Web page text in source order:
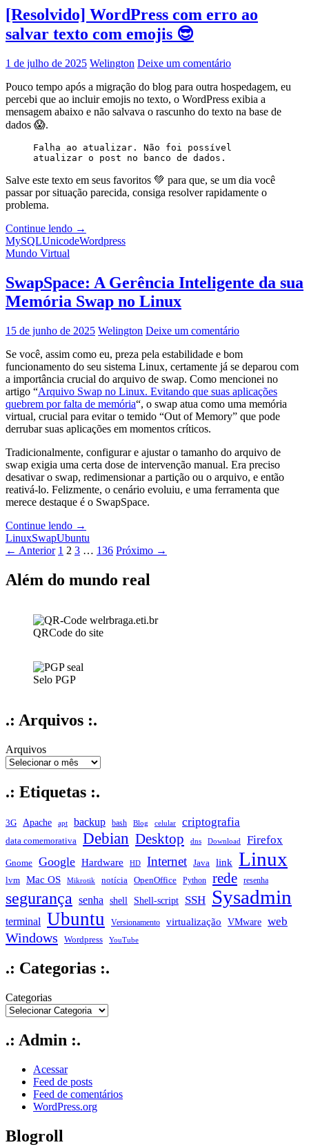
Digital
para
Todos
[Resolvido] WordPress com erro ao
salvar texto com emojis 😎
1 de julho de 2025 Welington Deixe um comentário
Pouco tempo após a migração do blog para outra hospedagem, eu
percebi que ao incluir emojis no texto, o WordPress exibia a
mensagem abaixo e não salvava o rascunho do texto na base de
dados 😱.
Falha ao atualizar. Não foi possível
atualizar o post no banco de dados.
Salve este texto em seus favoritos 💚 para que, se um dia você
passar por situação parecida, consiga resolver rapidamente o
problema.
Continue lendo [Resolvido]
WordPress
salvar
texto
emojis
→
MySQLUnicodeWordpress
Mundo Virtual
SwapSpace: A Gerência Inteligente da sua
Memória Swap no Linux
15 de junho de 2025 Welington Deixe um comentário
Se você, assim como eu, preza pela estabilidade e bom
funcionamento do seu sistema Linux, certamente já se deparou com
a importância crucial do arquivo de swap. Como mencionei no
artigo “Arquivo Swap no Linux. Evitando que suas aplicações
quebrem por falta de memória“, o swap atua como uma memória
virtual, crucial para evitar o temido “Out of Memory” que pode
derrubar suas aplicações em momentos críticos.
Tradicionalmente, configurar e ajustar o tamanho do arquivo de
swap exigia uma certa dose de intervenção manual. Era preciso
desativar o swap, redimensionar a partição ou o arquivo, e então
reativá-lo. Felizmente, o cenário evoluiu, e uma ferramenta que
merece destaque é o SwapSpace.
Continue lendo SwapSpace:
A
Gerência
sua
no
Linux
→
LinuxSwapUbuntu
Navegação
por
posts
← Anterior 1 2 3 … 136 Próximo →
Além do mundo real
QRCode do site
Selo PGP
.: Arquivos :.
Arquivos
.: Etiquetas :.
3G Apache apt backup bash Blog celular criptografia
data comemorativa Debian Desktop dns Download Firefox
Gnome Google Hardware HD Internet Java link Linux
lvm Mac OS Mikrotik notícia OpenOffice Python rede resenha
segurança senha shell Shell-script SSH Sysadmin
terminal Ubuntu Versionamento virtualização VMware web
Windows Wordpress YouTube
.: Categorias :.
Categorias
.: Admin :.
Acessar
Feed de posts
Feed de comentários
WordPress.org
Blogroll